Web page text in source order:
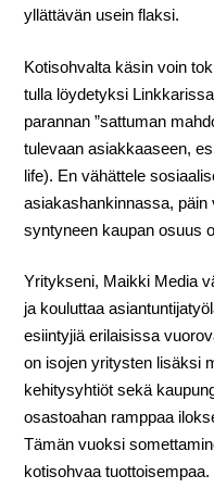
yllättävän usein flaksi.
Kotisohvalta käsin voin
tulla löydetyksi
parannan ”sattuman
tulevaan asiakkaaseen,
life). En vähättele
asiakashankinnassa,
syntyneen kaupan osuus
Yritykseni, Maikki Media
ja kouluttaa
esiintyjiä erilaisissa
on isojen yritysten lisäksi
kehitysyhtiöt sekä
osastoahan ramppaa
Tämän vuoksi
kotisohvaa tuottoisempaa.